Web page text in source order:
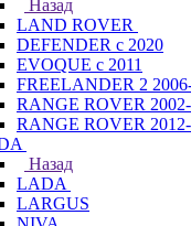
Назад
LAND ROVER
DEFENDER с 2020
EVOQUE с 2011
FREELANDER 2
RANGE ROVER 2002-
RANGE ROVER 2012-
Назад
LADA
LARGUS